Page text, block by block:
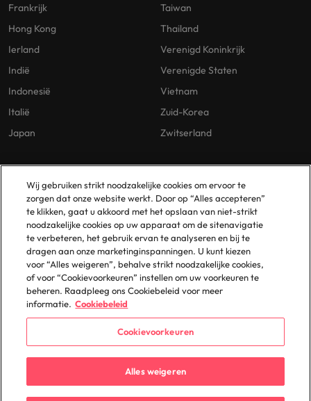
Frankrijk
Hong Kong
Ierland
Indië
Indonesië
Italië
Japan
Taiwan
Thailand
Verenigd Koninkrijk
Verenigde Staten
Vietnam
Zuid-Korea
Zwitserland
Our Policies
Privacybeleid
Cookies Policy
Policy Library
Gelijke Behandeling
Vestigingen
Amsterdam
Eindhoven
Rotterdam
© 2025 Robert Walters Plc. All Rights Reserved.
Wij gebruiken strikt noodzakelijke cookies om ervoor te
zorgen dat onze website werkt. Door op “Alles accepteren”
te klikken, gaat u akkoord met het opslaan van niet-strikt
noodzakelijke cookies op uw apparaat om de sitenavigatie
te verbeteren, het gebruik ervan te analyseren en bij te
dragen aan onze marketinginspanningen. U kunt kiezen
voor “Alles weigeren”, behalve strikt noodzakelijke cookies,
of voor “Cookievoorkeuren” instellen om uw voorkeuren te
beheren. Raadpleeg ons Cookiebeleid voor meer
informatie. Cookiebeleid
Cookievoorkeuren
Alles weigeren